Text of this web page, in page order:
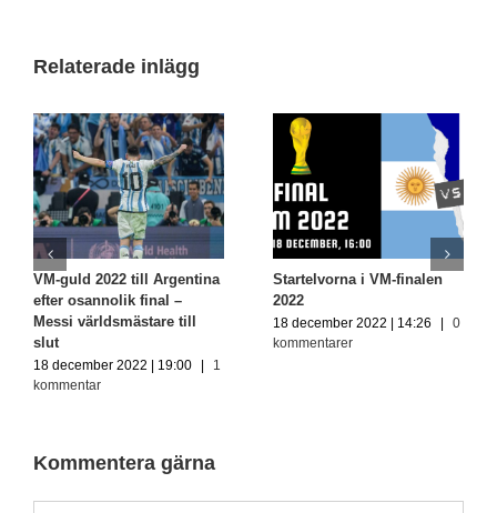
Relaterade inlägg
VM-guld 2022 till Argentina
efter osannolik final –
Messi världsmästare till
slut
18 december 2022 | 19:00 |
1
kommentar
Startelvorna i VM-finalen
2022
18 december 2022 | 14:26 |
0
kommentarer
Kommentera gärna